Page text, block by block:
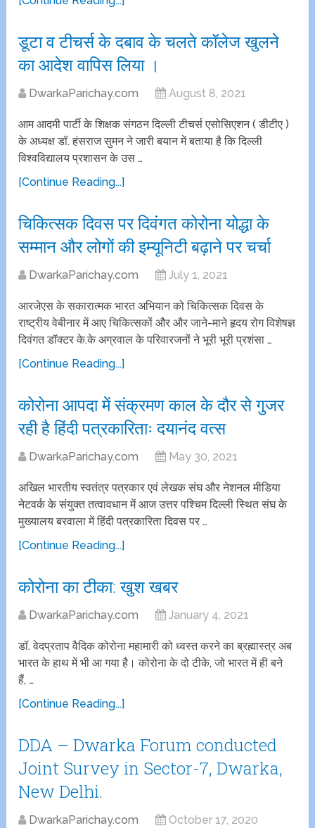
डूटा व टीचर्स के दबाव के चलते कॉलेज खुलने
का आदेश वापिस लिया ।
DwarkaParichay.com August 8, 2021
आम आदमी पार्टी के शिक्षक संगठन दिल्ली टीचर्स एसोसिएशन ( डीटीए )
के अध्यक्ष डॉ. हंसराज सुमन ने जारी बयान में बताया है कि दिल्ली
विश्वविद्यालय प्रशासन के उस …
[Continue Reading...]
चिकित्सक दिवस पर दिवंगत कोरोना योद्धा के
सम्मान और लोगों की इम्यूनिटी बढ़ाने पर चर्चा
DwarkaParichay.com July 1, 2021
आरजेएस के सकारात्मक भारत अभियान को चिकित्सक दिवस के
राष्ट्रीय वेबीनार में आए चिकित्सकों और और जाने-माने हृदय रोग विशेषज्ञ
दिवंगत डॉक्टर के.के अग्रवाल के परिवारजनों ने भूरी भूरी प्रशंसा …
[Continue Reading...]
कोरोना आपदा में संक्रमण काल के दौर से गुजर
रही है हिंदी पत्रकारिताः दयानंद वत्स
DwarkaParichay.com May 30, 2021
अखिल भारतीय स्वतंत्र पत्रकार एवं लेखक संघ और नेशनल मीडिया
नेटवर्क के संयुक्त तत्वावधान में आज उत्तर पश्चिम दिल्ली स्थित संघ के
मुख्यालय बरवाला में हिंदी पत्रकारिता दिवस पर …
[Continue Reading...]
कोरोना का टीका: खुश खबर
DwarkaParichay.com January 4, 2021
डॉ. वेदप्रताप वैदिक कोरोना महामारी को ध्वस्त करने का ब्रह्मास्त्र अब
भारत के हाथ में भी आ गया है। कोरोना के दो टीके, जो भारत में ही बने
हैं, …
[Continue Reading...]
DDA – Dwarka Forum conducted
Joint Survey in Sector-7, Dwarka,
New Delhi.
DwarkaParichay.com October 17, 2020